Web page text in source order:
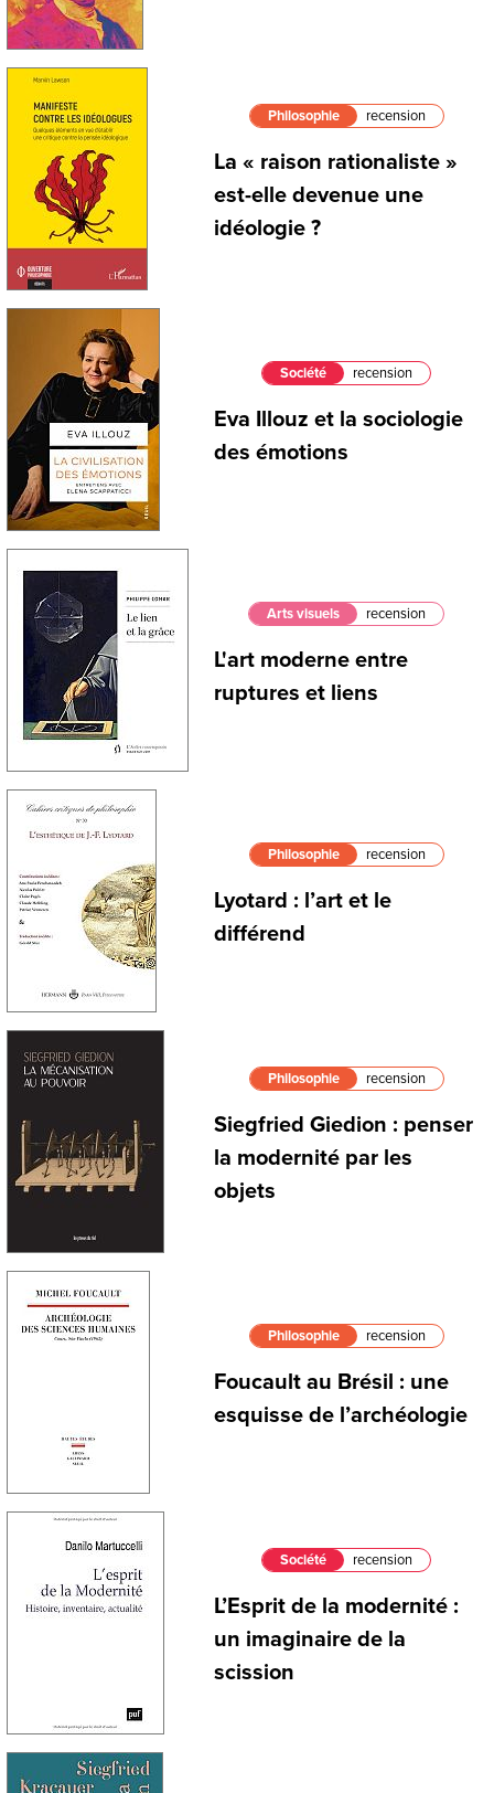
Philosophie recension
La « raison rationaliste »
est-elle devenue une
idéologie ?
Société recension
Eva Illouz et la sociologie
des émotions
Arts visuels recension
L'art moderne entre
ruptures et liens
Philosophie recension
Lyotard : l’art et le
différend
Philosophie recension
Siegfried Giedion : penser
la modernité par les
objets
Philosophie recension
Foucault au Brésil : une
esquisse de l’archéologie
Société recension
L’Esprit de la modernité :
un imaginaire de la
scission